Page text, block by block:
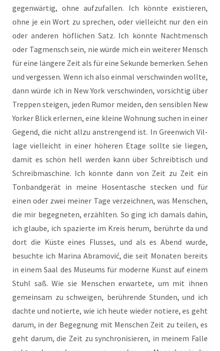
gegen­wärtig, ohne aufzu­fallen. Ich könn­te exis­tieren,
ohne je ein Wort zu spre­chen, oder viel­leicht nur den ein
oder ande­ren höfli­chen Satz. Ich könn­te Nacht­mensch
oder Tag­mensch sein, nie wür­de mich ein wei­te­rer Mensch
für eine län­ge­re Zeit als für eine Sekun­de bemer­ken. Sehen
und ver­ges­sen. Wenn ich also ein­mal ver­schwin­den woll­te,
dann wür­de ich in New York ver­schwin­den, vor­sich­tig über
Trep­pen stei­gen, jeden Rumor mei­den, den sensi­blen New
Yor­ker Blick erler­nen, eine klei­ne Woh­nung suchen in einer
Gegend, die nicht all­zu anstren­gend ist. In Green­wich Vil­
la­ge viel­leicht in einer höhe­ren Eta­ge soll­te sie lie­gen,
damit es schön hell wer­den kann über Schreib­tisch und
Schreib­ma­schine. Ich könn­te dann von Zeit zu Zeit ein
Tonband­gerät in mei­ne Hosen­ta­sche ste­cken und für
einen oder zwei mei­ner Tage ver­zeich­nen, was Men­schen,
die mir begeg­ne­ten, erzähl­ten. So ging ich damals dahin,
ich glau­be, ich spa­zier­te im Kreis her­um, berühr­te da und
dort die Küs­te eines Flus­ses, und als es Abend wur­de,
besuch­te ich Mari­na Abra­mo­vić, die seit Mona­ten bereits
in einem Saal des Muse­ums für moder­ne Kunst auf einem
Stuhl saß. Wie sie Men­schen erwar­te­te, um mit ihnen
gemein­sam zu schwei­gen, berüh­ren­de Stun­den, und ich
dach­te und notier­te, wie ich heu­te wie­der notie­re, es geht
dar­um, in der Begeg­nung mit Men­schen Zeit zu tei­len, es
geht dar­um, die Zeit zu syn­chro­ni­sie­ren, in mei­nem Fal­le